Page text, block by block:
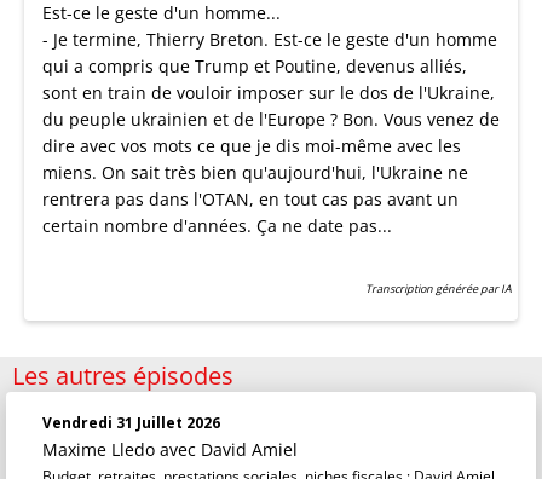
Est-ce le geste d'un homme...
- Je termine, Thierry Breton. Est-ce le geste d'un homme
qui a compris que Trump et Poutine, devenus alliés,
sont en train de vouloir imposer sur le dos de l'Ukraine,
du peuple ukrainien et de l'Europe ? Bon. Vous venez de
dire avec vos mots ce que je dis moi-même avec les
miens. On sait très bien qu'aujourd'hui, l'Ukraine ne
rentrera pas dans l'OTAN, en tout cas pas avant un
certain nombre d'années. Ça ne date pas...
Transcription générée par IA
Les autres épisodes
Vendredi 31 Juillet 2026
Maxime Lledo avec David Amiel